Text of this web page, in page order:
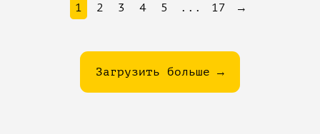
Загрузить больше →
1 2 3 4 5 ... 17 →